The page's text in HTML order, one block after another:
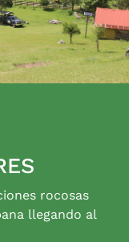
rocosas
llegando al